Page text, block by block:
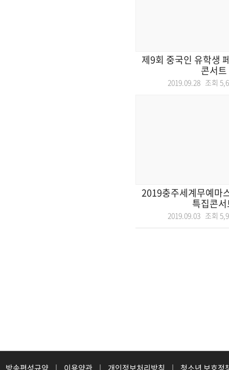
제9회 중국인 유학생
콘서트
2019.09.28 조회
2019충주세계무예마
특집콘
2019.09.03 조회